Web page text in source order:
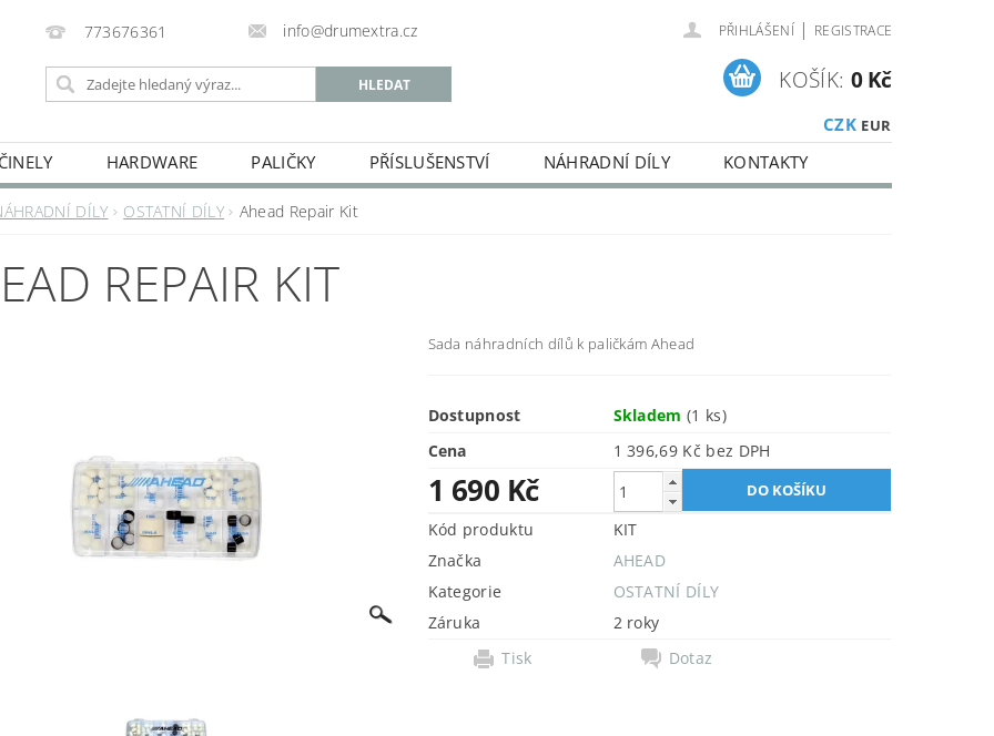
773676361 info@drumextra.cz PŘIHLÁŠENÍ | REGISTRACE
CZK EUR
KOŠÍK: 0 Kč
ČINELY HARDWARE PALIČKY PŘÍSLUŠENSTVÍ NÁHRADNÍ DÍLY KONTAKTY
DÍLY OSTATNÍ DÍLY Ahead Repair Kit
REPAIR KIT
Sada náhradních dílů k paličkám Ahead
Dostupnost Skladem(1 ks)
Cena
1 396,69 Kč bez DPH
1 690 Kč
Kód produktu
KIT
Značka
AHEAD
Kategorie
OSTATNÍ DÍLY
Záruka
2 roky
Tisk
Dotaz